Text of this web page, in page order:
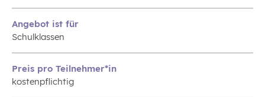
Angebot ist für
Schulklassen
Preis pro Teilnehmer*in
kostenpflichtig